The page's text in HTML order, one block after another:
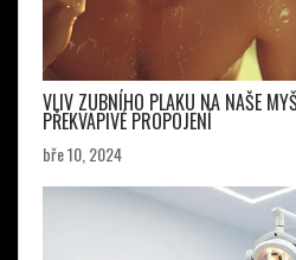
VLIV ZUBNÍHO PLAKU NA NAŠE
PŘEKVAPIVÉ PROPOJENÍ
bře 10, 2024